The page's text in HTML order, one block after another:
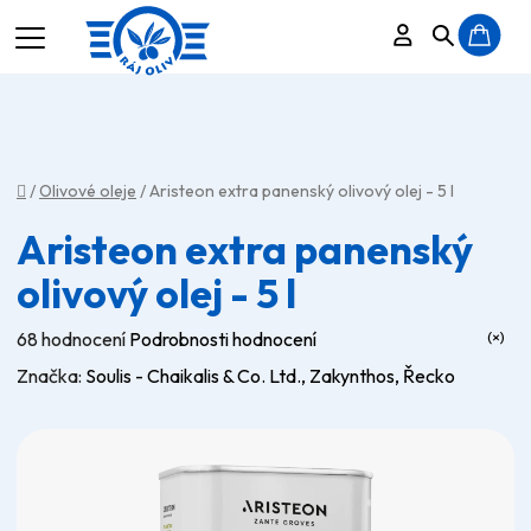
Přihlášení
Hledat
Domů
/Olivové oleje /Aristeon extra panenský olivový olej - 5 l
Aristeon extra panenský
olivový olej - 5 l
Průměrné
hodnocení
68 hodnocení Podrobnosti hodnocení
Značka: Soulis - Chaikalis & Co. Ltd., Zakynthos, Řecko